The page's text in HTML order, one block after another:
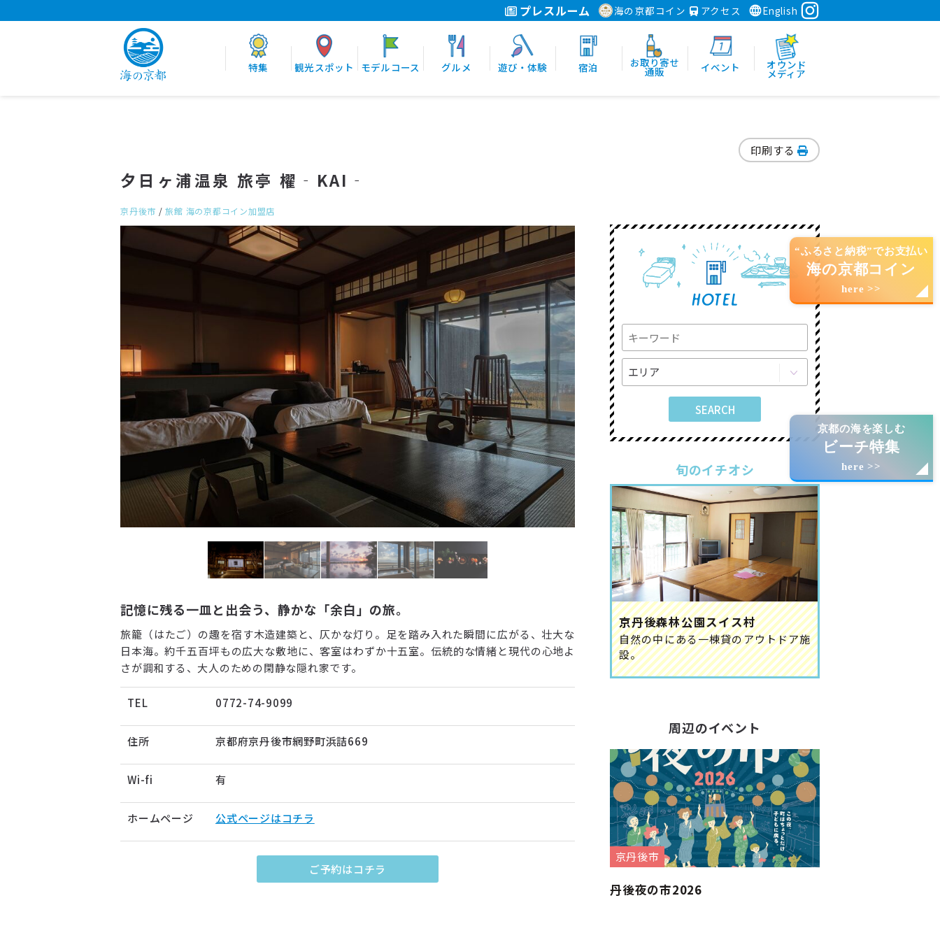
プレスルーム 海の京都コイン アクセス English
特集 観光スポット モデルコース グルメ 遊び・体験 宿泊 お取り寄せ
通販 イベント オウンド
メディア
“ふるさと納税”でお支払い
海の京都コイン
here >>
京都の海を楽しむ
ビーチ特集
here >>
印刷する
夕日ヶ浦温泉 旅亭 櫂‐KAI‐
京丹後市 /旅館 海の京都コイン加盟店
記憶に残る一皿と出会う、静かな「余白」の旅。
旅籠（はたご）の趣を宿す木造建築と、仄かな灯り。足を踏み入れた瞬間に広がる、壮大な
日本海。約千五百坪もの広大な敷地に、客室はわずか十五室。伝統的な情緒と現代の心地よ
さが調和する、大人のための閑静な隠れ家です。
TEL 0772-74-9099
住所 京都府京丹後市網野町浜詰669
Wi-fi 有
ホームページ 公式ページはコチラ
ご予約はコチラ
旬のイチオシ
京丹後森林公園スイス村
自然の中にある一棟貸のアウトドア施
設。
周辺のイベント
京丹後市
丹後夜の市2026